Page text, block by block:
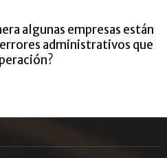
algunas empresas están
administrativos que